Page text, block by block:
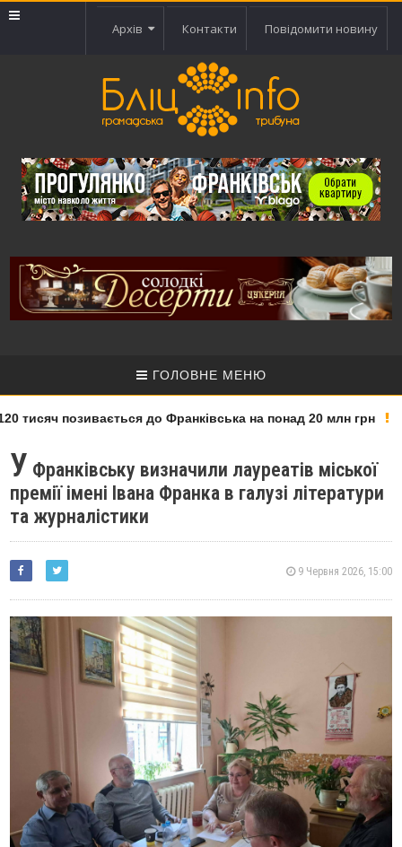
Архів Контакти Повідомити новину
ГОЛОВНЕ МЕНЮ
тисяч позивається до Франківська на понад 20 млн грн
У Франківську визначили лауреатів міської
премії імені Івана Франка в галузі літератури
та журналістики
9 Червня 2026, 15:00